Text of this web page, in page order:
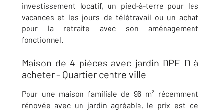
investissement locatif, un pied-à-terre pour les
vacances et les jours de télétravail ou un achat
pour la retraite avec son aménagement
fonctionnel.
Maison de 4 pièces avec jardin DPE D à
acheter - Quartier centre ville
Pour une maison familiale de 96 m² récemment
rénovée avec un jardin agréable, le prix est de